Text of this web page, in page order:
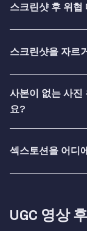
스크린샷 후 위협
스크린샷을 자르
사본이 없는 사진
요?
섹스토션을 어디
UGC 영상